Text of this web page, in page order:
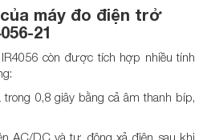
máy đo điện trở
21
còn được tích hợp nhiều tính
0,8 giây bằng cả âm thanh bíp,
AC/DC và tự động xả điện sau khi